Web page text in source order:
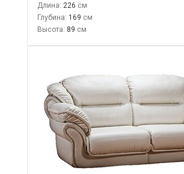
Длина: 226
Глубина: 169
Высота: 89